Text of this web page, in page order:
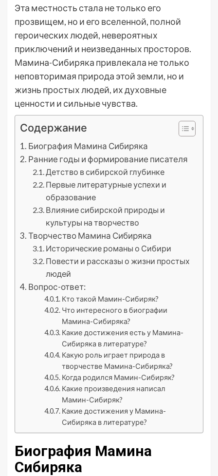
Эта местность стала не только его
прозвищем, но и его вселенной, полной
героических людей, невероятных
приключений и неизведанных просторов.
Мамина-Сибиряка привлекала не только
неповторимая природа этой земли, но и
жизнь простых людей, их духовные
ценности и сильные чувства.
Содержание
Биография Мамина Сибиряка
Ранние годы и формирование писателя
Детство в сибирской глубинке
Первые литературные успехи и
образование
Влияние сибирской природы и
культуры на творчество
Творчество Мамина Сибиряка
Исторические романы о Сибири
Повести и рассказы о жизни простых
людей
Вопрос-ответ:
Кто такой Мамин-Сибиряк?
Что интересного в биографии
Мамина-Сибиряка?
Какие достижения есть у Мамина-
Сибиряка в литературе?
Какую роль играет природа в
творчестве Мамина-Сибиряка?
Когда родился Мамин-Сибиряк?
Какие произведения написал
Мамин-Сибиряк?
Какие достижения у Мамина-
Сибиряка в литературе?
Биография Мамина
Сибиряка